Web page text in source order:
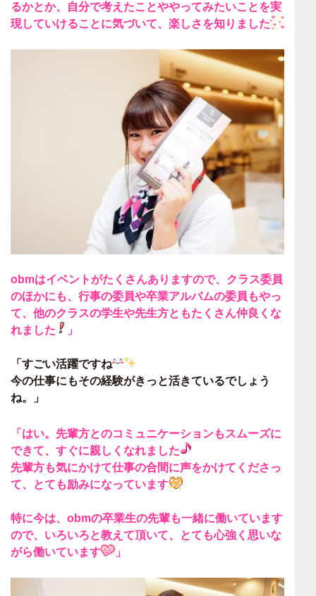
るかとか、
自分で考えたことややってみたいことを実
現していけることに気づいて、楽しさを知りました
obmはイベントがたくさんありますので、クラス委員
のほかにも、行事の委員や卒業アルバムの委員もやっ
て、 他のクラスの学生や先生方ともたくさん仲良くな
れました
」
「すごい活躍ですね
今の仕事にもその経験がきっと活きているでしょう
ね。
」
「はい。 先輩方とのコミュニケーションもスムーズに
できて、すぐに親しくなれました
先輩方も気にかけて仕事の合間に声をかけてくださっ
て、
とても励みになっています
特に今は、 obmの卒業生の先輩も一緒に働いています
ので、いろいろと教えて頂いて、とても心強く思いな
がら働いています
」